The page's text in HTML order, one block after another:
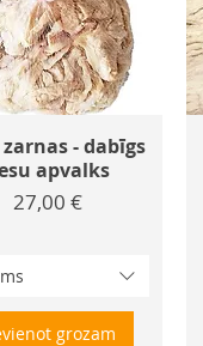
- dabīgs
apvalks
Cena
27,00 €
grozam